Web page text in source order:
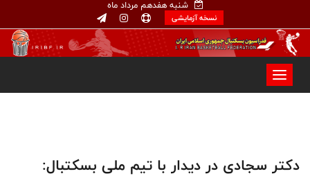
شنبه هفدهم مرداد ماه
نسخه آزمایشی
دکتر سجادی در دیدار با تیم ملی بسکتبال: